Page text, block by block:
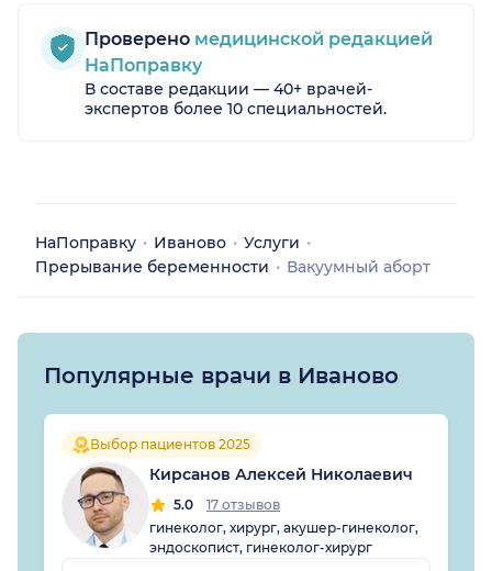
Проверено медицинской редакцией
НаПоправку
В составе редакции — 40+ врачей-
экспертов более 10 специальностей.
НаПоправку Иваново
Услуги
Прерывание беременности
Вакуумный аборт
Популярные врачи в Иваново
Выбор пациентов 2025
Кирсанов Алексей Николаевич
5.0
17 отзывов
гинеколог, хирург, акушер-гинеколог,
эндоскопист, гинеколог-хирург